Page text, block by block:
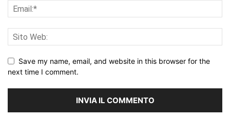
Save my name, email, and website in this browser for the
next time I comment.